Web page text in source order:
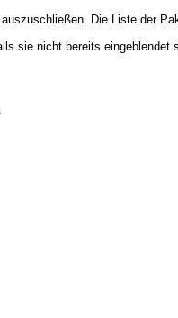
Die Liste der
sie nicht bereits eingeblendet